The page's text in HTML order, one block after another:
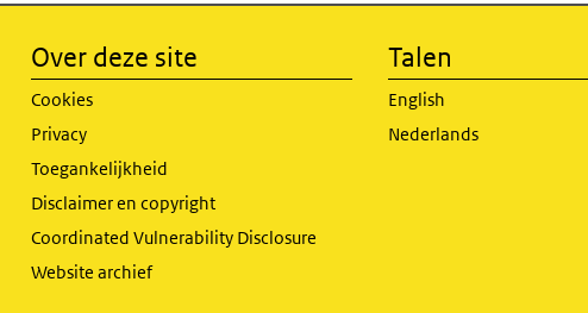
Over deze site
Cookies
Privacy
Toegankelijkheid
Disclaimer en copyright
Coordinated Vulnerability Disclosure
Website archief
Talen
English
Nederlands